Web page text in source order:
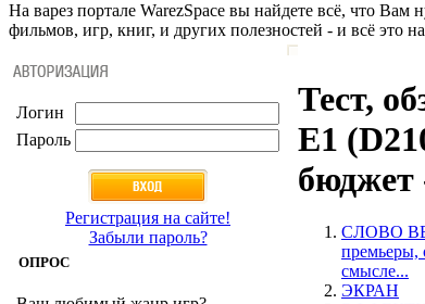
На варез портале WarezSpace вы найдете всё, что
фильмов, игр, книг, и других полезностей - и всё это
Логин
Пароль
Регистрация на сайте!
Забыли пароль?
ОПРОС
Тест,
E1
бюджет
СЛОВО
премьеры,
смысле...
ЭКРАН